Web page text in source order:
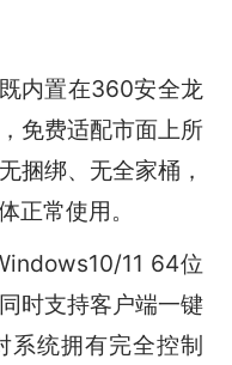
内置在360安全龙
免费适配市面上所
捆绑、无全家桶，
正常使用。
11 64位
时支持客户端一键
系统拥有完全控制